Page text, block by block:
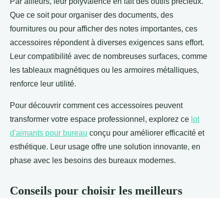
Que ce soit pour organiser des documents, des
fournitures ou pour afficher des notes importantes, ces
accessoires répondent à diverses exigences sans effort.
Leur compatibilité avec de nombreuses surfaces, comme
les tableaux magnétiques ou les armoires métalliques,
renforce leur utilité.
Pour découvrir comment ces accessoires peuvent
transformer votre espace professionnel, explorez ce lot
d'aimants pour bureau conçu pour améliorer efficacité et
esthétique. Leur usage offre une solution innovante, en
phase avec les besoins des bureaux modernes.
Conseils pour choisir les meilleurs